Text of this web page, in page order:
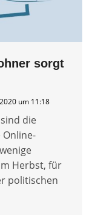
sorgt
um 11:18
die
Online-
Herbst, für
politischen